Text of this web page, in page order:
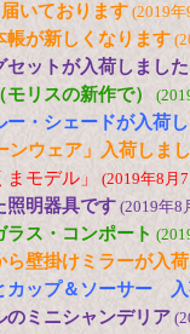
いております (2019
が新しくなります
ットが入荷しました
リスの新作で）
ー・シェードが入荷
ンウェア」入荷しま
モデル」 (2019年8月
照明器具です (2019年8
ス・コンポート
ら壁掛けミラーが入荷
カップ＆ソーサー
のミニシャンデリア